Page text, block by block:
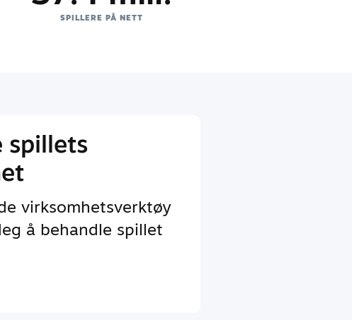
SPILLERE PÅ NETT
spillets
virksomhetsverktøy
å behandle spillet